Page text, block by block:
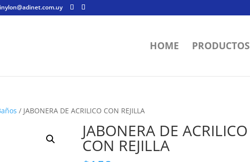
HOME PRODUCTOS
/ JABONERA DE ACRILICO CON REJILLA
JABONERA DE ACRILICO
CON REJILLA